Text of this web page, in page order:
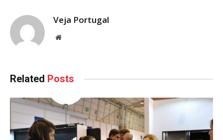
Veja Portugal
Website
Related Posts